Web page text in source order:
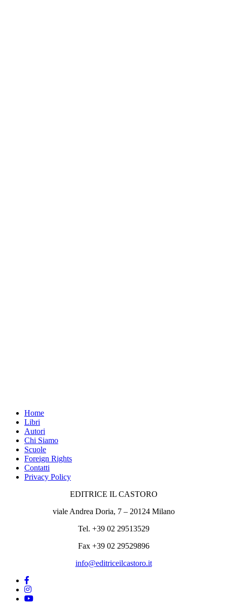
Home
Libri
Autori
Chi Siamo
Scuole
Foreign Rights
Contatti
Privacy Policy
EDITRICE IL CASTORO
viale Andrea Doria, 7 – 20124 Milano
Tel. +39 02 29513529
Fax +39 02 29529896
info@editriceilcastoro.it